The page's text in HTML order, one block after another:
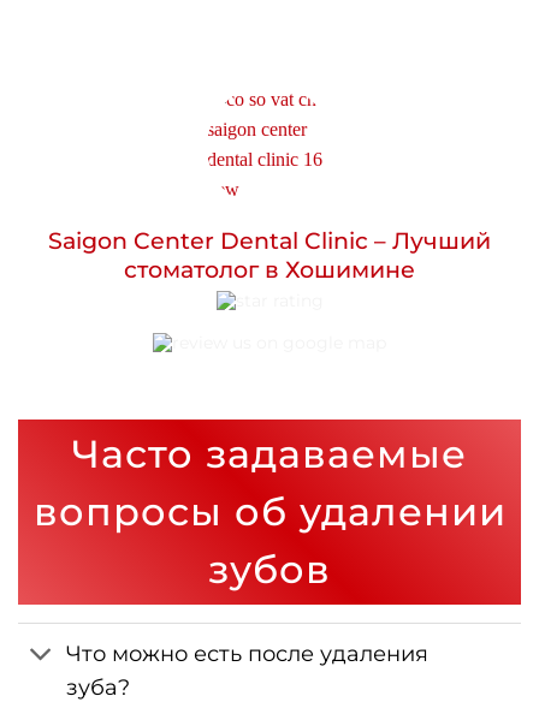
Saigon Center Dental Clinic – Лучший
стоматолог в Хошимине
Часто задаваемые
вопросы об удалении
зубов
Что можно есть после удаления
зуба?